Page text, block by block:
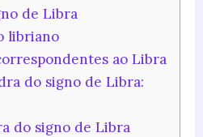
de Libra
libriano
ao Libra
do signo de Libra:
do signo de Libra